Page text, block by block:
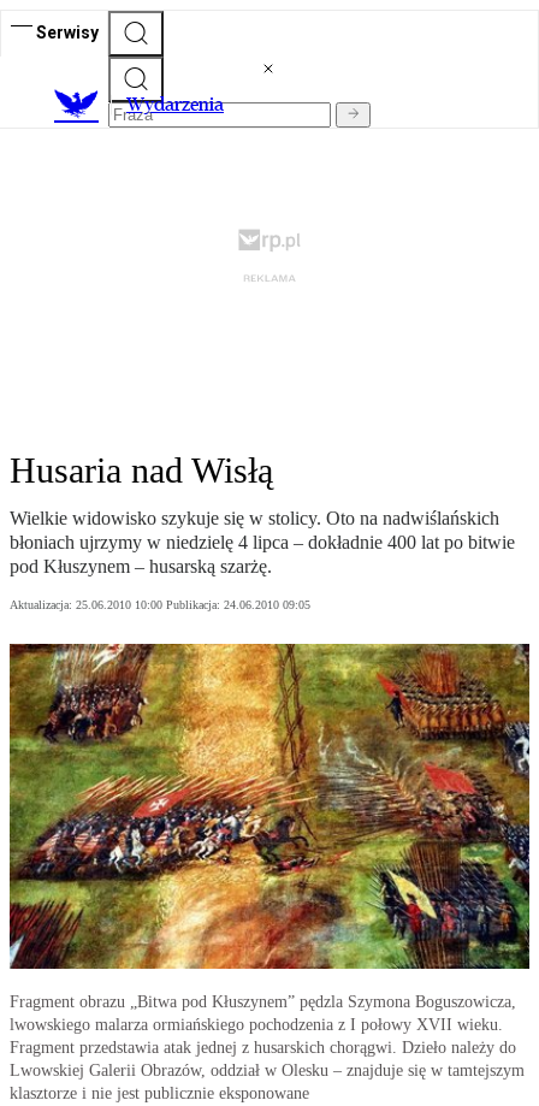
Serwisy
Wydarzenia
Husaria nad Wisłą
Wielkie widowisko szykuje się w stolicy. Oto na nadwiślańskich
błoniach ujrzymy w niedzielę 4 lipca – dokładnie 400 lat po bitwie
pod Kłuszynem – husarską szarżę.
Aktualizacja: 25.06.2010 10:00 Publikacja: 24.06.2010 09:05
Fragment obrazu „Bitwa pod Kłuszynem” pędzla Szymona Boguszowicza,
lwowskiego malarza ormiańskiego pochodzenia z I połowy XVII wieku.
Fragment przedstawia atak jednej z husarskich chorągwi. Dzieło należy do
Lwowskiej Galerii Obrazów, oddział w Olesku – znajduje się w tamtejszym
klasztorze i nie jest publicznie eksponowane